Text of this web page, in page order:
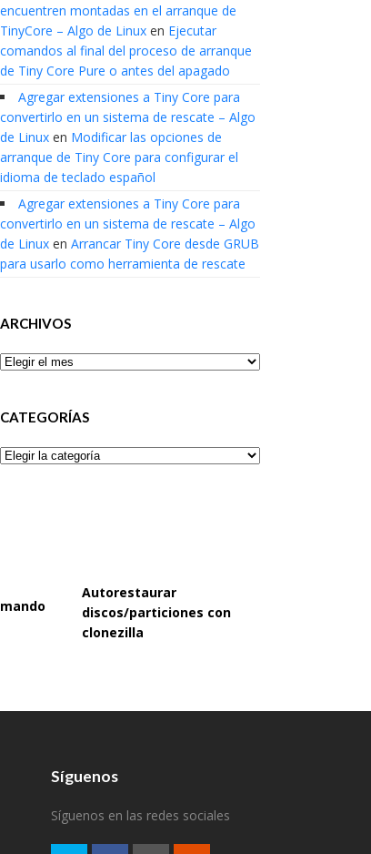
encuentren montadas en el arranque de
TinyCore – Algo de Linux en Ejecutar
comandos al final del proceso de arranque
de Tiny Core Pure o antes del apagado
Agregar extensiones a Tiny Core para
convertirlo en un sistema de rescate – Algo
de Linux en Modificar las opciones de
arranque de Tiny Core para configurar el
idioma de teclado español
Agregar extensiones a Tiny Core para
convertirlo en un sistema de rescate – Algo
de Linux en Arrancar Tiny Core desde GRUB
para usarlo como herramienta de rescate
ARCHIVOS
Archivos
CATEGORÍAS
Categorías
Autorestaurar
discos/particiones con
clonezilla
Síguenos
Síguenos en las redes sociales